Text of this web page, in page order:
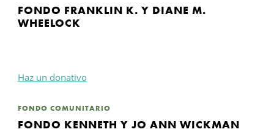
FONDO FRANKLIN K. Y DIANE M.
WHEELOCK
Haz un donativo
FONDO COMUNITARIO
FONDO KENNETH Y JO ANN WICKMAN